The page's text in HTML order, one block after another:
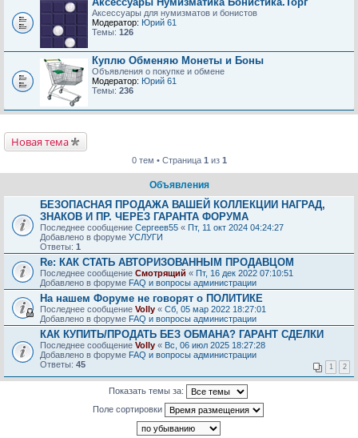
Аксессуары для нумизматов и бонистов
Модератор: Юрий 61
Темы: 126
Куплю Обменяю Монеты и Боны
Объявления о покупке и обмене
Модератор: Юрий 61
Темы: 236
Новая тема
0 тем • Страница 1 из 1
Объявления
БЕЗОПАСНАЯ ПРОДАЖА ВАШЕЙ КОЛЛЕКЦИИ НАГРАД,
ЗНАКОВ И ПР. ЧЕРЕЗ ГАРАНТА ФОРУМА
Последнее сообщение Сергеев55 « Пт, 11 окт 2024 04:24:27
Добавлено в форуме УСЛУГИ
Ответы: 1
Re: КАК СТАТЬ АВТОРИЗОВАННЫМ ПРОДАВЦОМ
Последнее сообщение Смотрящий « Пт, 16 дек 2022 07:10:51
Добавлено в форуме FAQ и вопросы администрации
На нашем Форуме не говорят о ПОЛИТИКЕ
Последнее сообщение Volly « Сб, 05 мар 2022 18:27:01
Добавлено в форуме FAQ и вопросы администрации
КАК КУПИТЬ/ПРОДАТЬ БЕЗ ОБМАНА? ГАРАНТ СДЕЛКИ
Последнее сообщение Volly « Вс, 06 июл 2025 18:27:28
Добавлено в форуме FAQ и вопросы администрации
Ответы: 45 1 2
Показать темы за:
Поле сортировки